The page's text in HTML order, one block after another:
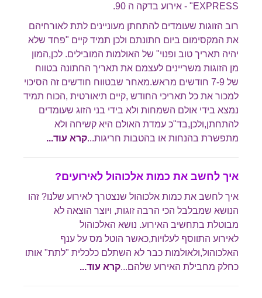
EXPRESS" - אירוע בדקה ה 90.
רוב הזוגות שעומדים להתחתן מעוניינים לתת לאורחיהם
את המקסימום ביום חתונתם ולכן תמיד קיים "פחד שלא
יהיה תאריך טוב ופנוי" של האולמות המובילים. לכן,המון
מן הזוגות משריינים לעצמם את תאריך החתונה בטווח
של 7-9 חודשים מראש.מאחר שבטווח חודשים זה הסיכוי
למכור את כל תאריכי החודש ,קיים תיאורטית ,הכוח תמיד
נמצא בידי אולם השמחות ולא בידי בני הזוג שעומדים
להתחתן,ולכן,בד"כ עמדת האולם היא קשיחה ולא
מתפשרת בהנחות או בהטבות חריגות...קרא עוד...
איך לחשב את כמות אלכוהול לאירועים?
איך לחשב את כמות אלכוהול שנצטרך לאירוע שלנו? זהו
הנושא שמבלבל הכי הרבה זוגות, ויוצר הוצאה לא
מבוטלת בתחשיב האירוע. נושא האלכוהול
לאירוע התווסף לעלויות,כאשר הוטל מס על ענף
האלכוהול,ולאולמות כבר לא השתלם כלכלית "לתת" אותו
כחלק מחבילת האירוע שלהם...קרא עוד...